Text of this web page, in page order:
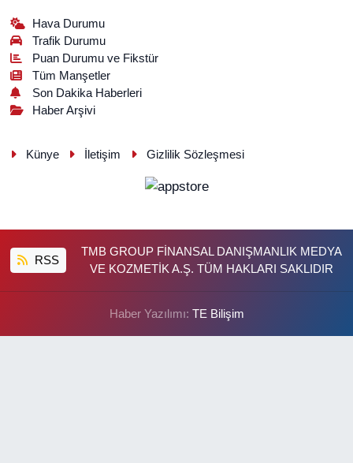
Hava Durumu
Trafik Durumu
Puan Durumu ve Fikstür
Tüm Manşetler
Son Dakika Haberleri
Haber Arşivi
Künye İletişim Gizlilik Sözleşmesi
RSS
TMB GROUP FİNANSAL DANIŞMANLIK MEDYA
VE KOZMETİK A.Ş. TÜM HAKLARI SAKLIDIR
Haber Yazılımı: TE Bilişim